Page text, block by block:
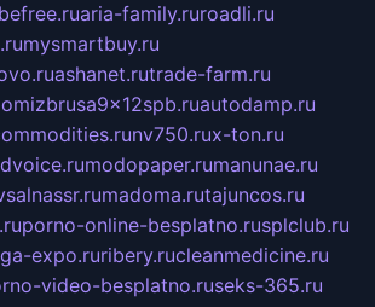
aria-family.ruroadli.ru
mysmartbuy.ru
ashanet.rutrade-farm.ru
autodamp.ru
nv750.rux-ton.ru
modopaper.rumanunae.ru
madoma.rutajuncos.ru
porno-online-besplatno.rusplclub.ru
expo.ruribery.rucleanmedicine.ru
video-besplatno.ruseks-365.ru